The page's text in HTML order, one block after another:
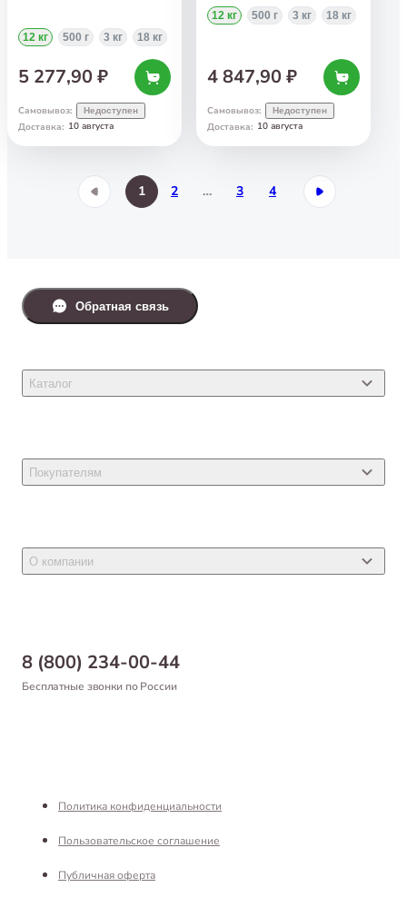
с телятиной 12 кг
12 кг 500 г 3 кг 18 кг
5 277,90 ₽
Самовывоз: Недоступен
Доставка: 10 августа
12 кг 500 г 3 кг 18 кг
4 847,90 ₽
Самовывоз: Недоступен
Доставка: 10 августа
1 2 … 3 4
8 (800) 234-00-44
Бесплатные звонки по России
Каталог
Товары для собак
Товары для птиц
Покупателям
Новости
Самовывоз
Оформление заказа
О компании
Благотворительный фонд
Реквизиты
Обратная связь
Политика конфиденциальности
Пользовательское соглашение
Публичная оферта